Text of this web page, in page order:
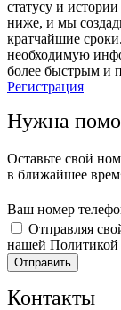
статусу и
ниже, и мы
кратчайшие
необходимую
более быстрым и
Регистрация
Нужна
Оставьте свой
в ближайшее
Ваш номер
Отправляя
нашей Политикой
Отправить
Контакты